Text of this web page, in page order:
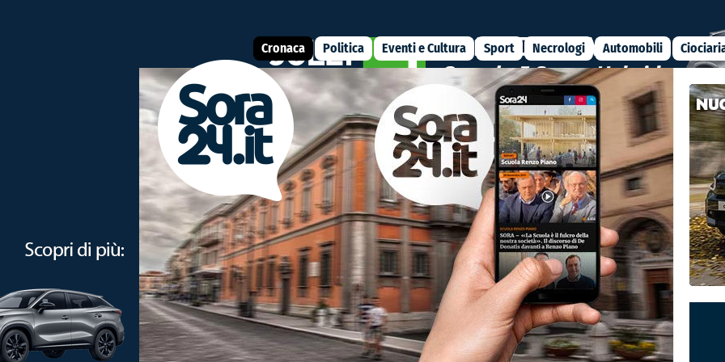
Cronaca Politica Eventi e Cultura Sport Necrologi Automobili